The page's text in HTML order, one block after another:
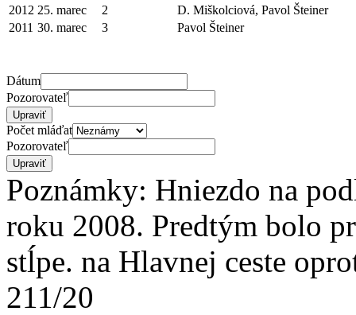
2012 25. marec 2
D. Miškolciová, Pavol Šteiner
2011 30. marec 3 Pavol Šteiner
Dátum
Pozorovateľ
Počet mláďat
Pozorovateľ
Poznámky: Hniezdo na
roku 2008. Predtým bolo
stĺpe. na Hlavnej ceste
211/20